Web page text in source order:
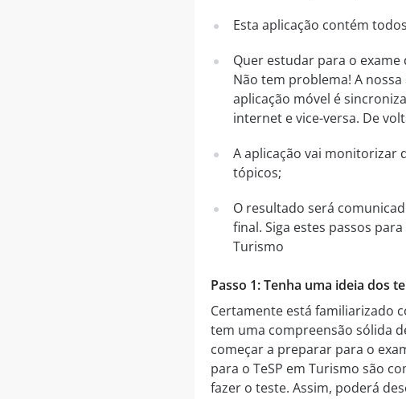
Esta aplicação contém
Quer estudar para o
Não tem problema! A
aplicação móvel é
internet e vice-versa. De
A aplicação vai monitorizar
tópicos;
O resultado será
final. Siga estes passos
Turismo
Passo 1: Tenha uma ideia dos
Certamente está familiarizado
tem uma compreensão sólida
começar a preparar para o
para o TeSP em Turismo são
fazer o teste. Assim, poderá